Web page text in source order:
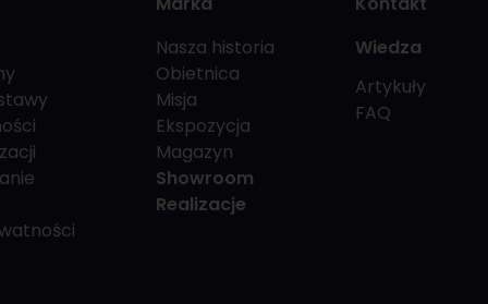
Nasza historia
Obietnica
Misja
Ekspozycja
Magazyn
Showroom
Realizacje
Wiedza
Artykuły
FAQ